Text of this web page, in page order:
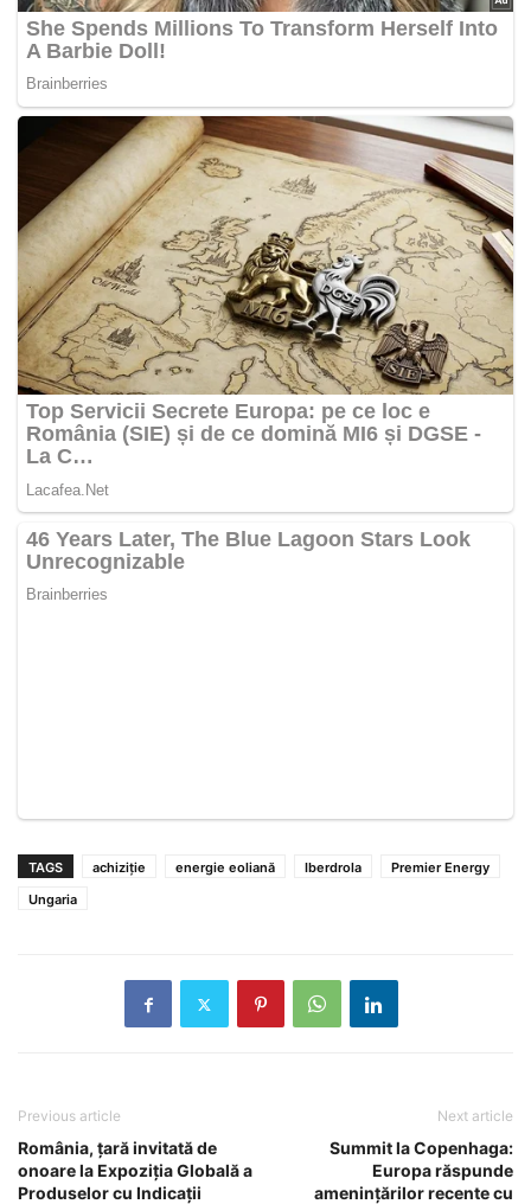
TAGS achiziție energie eoliană Iberdrola
Premier Energy
Ungaria
Previous article
România, țară invitată de
onoare la Expoziția Globală a
Produselor cu Indicații
Next article
Summit la Copenhaga:
Europa răspunde
amenințărilor recente cu